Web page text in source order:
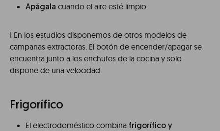
Apágala cuando el aire esté limpio.
ℹ️ En los estudios disponemos de otros modelos de
campanas extractoras. El botón de encender/apagar se
encuentra junto a los enchufes de la cocina y solo
dispone de una velocidad.
Frigorífico
El electrodoméstico combina frigorífico y